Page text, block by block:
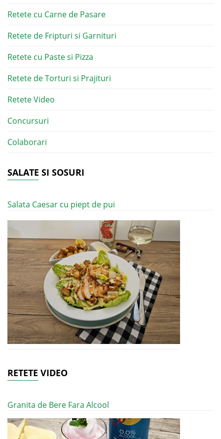
Retete cu Carne de Pasare
Retete de Fripturi si Garnituri
Retete cu Paste si Pizza
Retete de Torturi si Prajituri
Retete Video
Concursuri
Colaborari
SALATE SI SOSURI
Salata Caesar cu piept de pui
RETETE VIDEO
Granita de Bere Fara Alcool